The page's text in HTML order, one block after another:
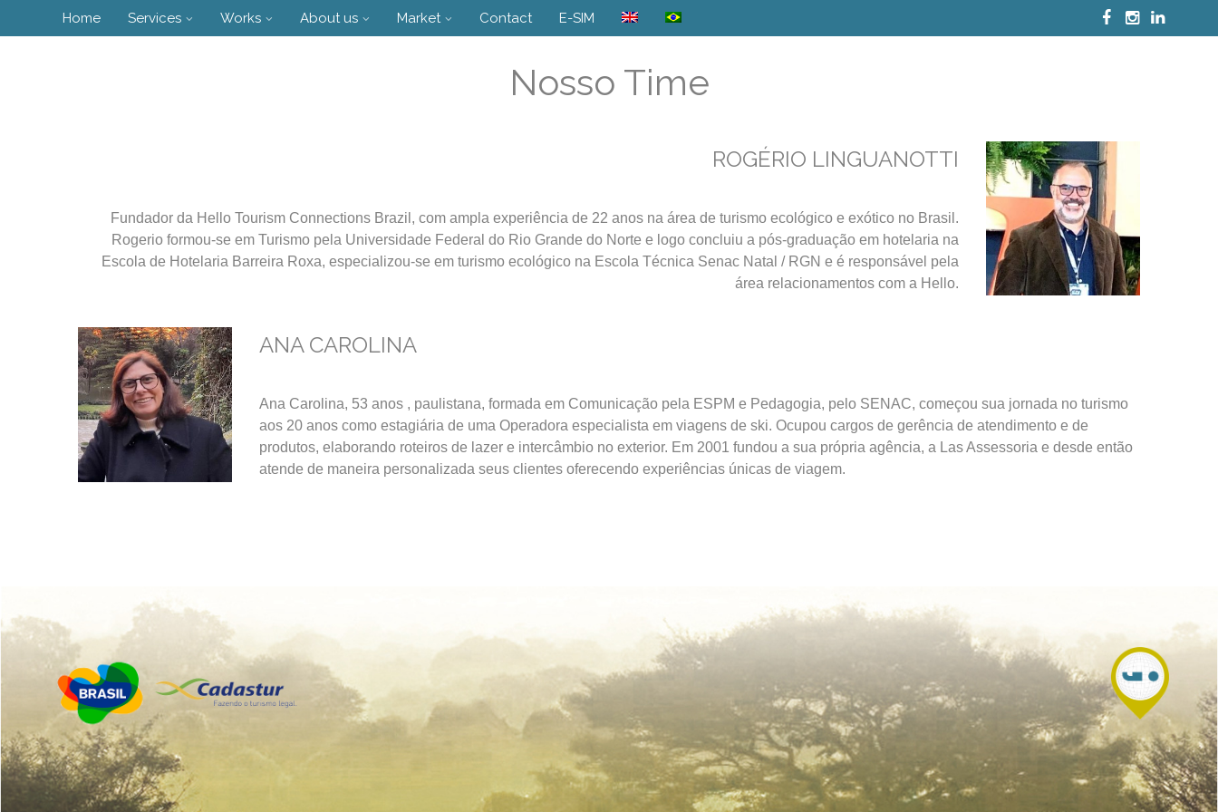
Home Services Works About us Market Contact E-SIM
Skip
Nosso Time
ROGÉRIO LINGUANOTTI
Fundador da Hello Tourism Connections Brazil, com ampla experiência de 22 anos na área de turismo ecológico e exótico no Brasil.
Rogerio formou-se em Turismo pela Universidade Federal do Rio Grande do Norte e logo concluiu a pós-graduação em hotelaria na
Escola de Hotelaria Barreira Roxa, especializou-se em turismo ecológico na Escola Técnica Senac Natal / RGN e é responsável pela
área relacionamentos com a Hello.
ANA CAROLINA
Ana Carolina, 53 anos , paulistana, formada em Comunicação pela ESPM e Pedagogia, pelo SENAC, começou sua jornada no turismo
aos 20 anos como estagiária de uma Operadora especialista em viagens de ski. Ocupou cargos de gerência de atendimento e de
produtos, elaborando roteiros de lazer e intercâmbio no exterior. Em 2001 fundou a sua própria agência, a Las Assessoria e desde então
atende de maneira personalizada seus clientes oferecendo experiências únicas de viagem.